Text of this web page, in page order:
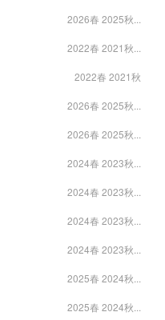
2026春 2025秋...
2022春 2021秋...
2022春 2021秋
2026春 2025秋...
2026春 2025秋...
2024春 2023秋...
2024春 2023秋...
2024春 2023秋...
2024春 2023秋...
2025春 2024秋...
2025春 2024秋...